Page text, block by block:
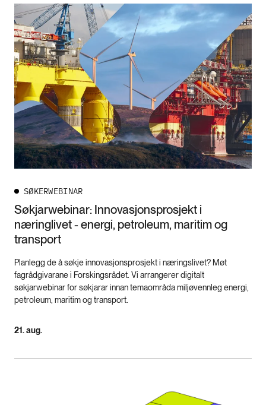
SØKERWEBINAR
Søkjarwebinar: Innovasjonsprosjekt i
næringlivet - energi, petroleum, maritim og
transport
Planlegg de å søkje innovasjonsprosjekt i næringslivet? Møt
fagrådgivarane i Forskingsrådet. Vi arrangerer digitalt
søkjarwebinar for søkjarar innan temaområda miljøvennleg energi,
petroleum, maritim og transport.
21. aug.